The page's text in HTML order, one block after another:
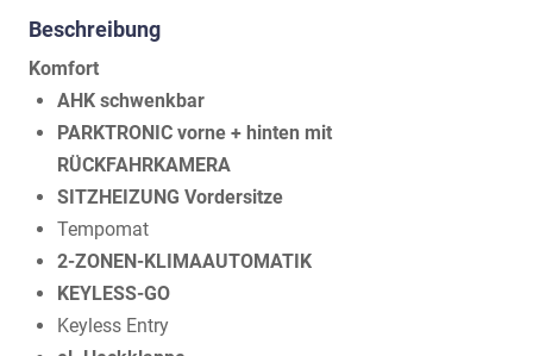
Beschreibung
Komfort
AHK schwenkbar
PARKTRONIC vorne + hinten mit
RÜCKFAHRKAMERA
SITZHEIZUNG Vordersitze
Tempomat
2-ZONEN-KLIMAAUTOMATIK
KEYLESS-GO
Keyless Entry